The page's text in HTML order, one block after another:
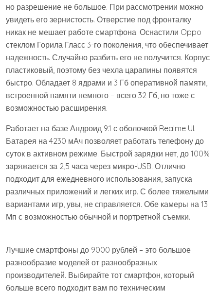
но разрешение не большое. При рассмотрении можно
увидеть его зернистость. Отверстие под фронталку
никак не мешает работе смартфона. Оснастили Oppo
стеклом Горила Гласс 3-го поколения, что обеспечивает
надежность. Случайно разбить его не получится. Корпус
пластиковый, поэтому без чехла царапины появятся
быстро. Обладает 8 ядрами и 3 Гб оперативной памяти,
встроенной памяти немного – всего 32 Гб, но тоже с
возможностью расширения.
Работает на базе Андроид 9.1 с оболочкой Realme UI.
Батарея на 4230 мАч позволяет работать телефону до
суток в активном режиме. Быстрой зарядки нет, до 100%
заряжается за 2,5 часа через микро-USB. Отлично
подходит для ежедневного использования, запуска
различных приложений и легких игр. С более тяжелыми
вариантами игр, увы, не справляется. Обе камеры на 13
Мп с возможностью обычной и портретной съемки.
Лучшие смартфоны до 9000 рублей – это большое
разнообразие моделей от разнообразных
производителей. Выбирайте тот смартфон, который
больше всего подходит вам по техническим